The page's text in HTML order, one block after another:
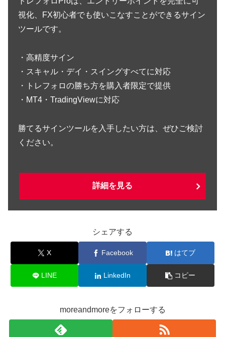
視化、FX初心者でも使いこなすことができるサイン
ツールです。
・高精度サイン
・スキャル・デイ・スイングすべてに対応
・トレフォロの勝ち方を購入者限定で提供
・MT4・TradingViewに対応
勝てるサインツールを入手したい方は、ぜひご検討
ください。
詳細を見る
シェアする
X Facebook はてブ
LINE LinkedIn コピー
moreandmoreをフォローする